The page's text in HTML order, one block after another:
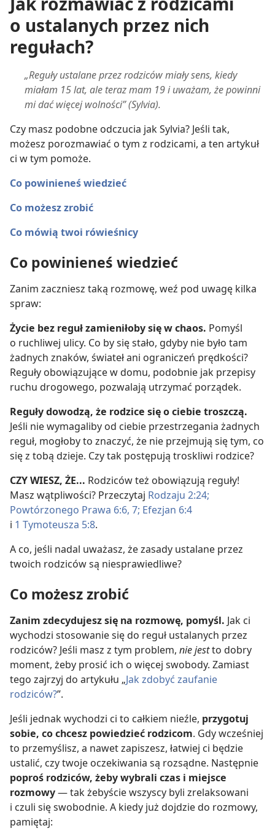
o ustalanych przez nich
regułach?
„Reguły ustalane przez rodziców miały sens, kiedy
miałam 15 lat, ale teraz mam 19 i uważam, że powinni
mi dać więcej wolności” (Sylvia).
Czy masz podobne odczucia jak Sylvia? Jeśli tak,
możesz porozmawiać o tym z rodzicami, a ten artykuł
ci w tym pomoże.
Co powinieneś wiedzieć
Co możesz zrobić
Co mówią twoi rówieśnicy
Co powinieneś wiedzieć
Zanim zaczniesz taką rozmowę, weź pod uwagę kilka
spraw:
Życie bez reguł zamieniłoby się w chaos. Pomyśl
o ruchliwej ulicy. Co by się stało, gdyby nie było tam
żadnych znaków, świateł ani ograniczeń prędkości?
Reguły obowiązujące w domu, podobnie jak przepisy
ruchu drogowego, pozwalają utrzymać porządek.
Reguły dowodzą, że rodzice się o ciebie troszczą.
Jeśli nie wymagaliby od ciebie przestrzegania żadnych
reguł, mogłoby to znaczyć, że nie przejmują się tym, co
się z tobą dzieje. Czy tak postępują troskliwi rodzice?
CZY WIESZ, ŻE... Rodziców też obowiązują reguły!
Masz wątpliwości? Przeczytaj Rodzaju 2:24;
Powtórzonego Prawa 6:6, 7; Efezjan 6:4
i 1 Tymoteusza 5:8.
A co, jeśli nadal uważasz, że zasady ustalane przez
twoich rodziców są niesprawiedliwe?
Co możesz zrobić
Zanim zdecydujesz się na rozmowę, pomyśl. Jak ci
wychodzi stosowanie się do reguł ustalanych przez
rodziców? Jeśli masz z tym problem, nie jestto dobry
moment, żeby prosić ich o więcej swobody. Zamiast
tego zajrzyj do artykułu „Jak zdobyć zaufanie
rodziców?”.
Jeśli jednak wychodzi ci to całkiem nieźle, przygotuj
sobie, co chcesz powiedzieć rodzicom. Gdy wcześniej
to przemyślisz, a nawet zapiszesz, łatwiej ci będzie
ustalić, czy twoje oczekiwania są rozsądne. Następnie
poproś rodziców, żeby wybrali czas i miejsce
rozmowy— tak żebyście wszyscy byli zrelaksowani
i czuli się swobodnie. A kiedy już dojdzie do rozmowy,
pamiętaj: